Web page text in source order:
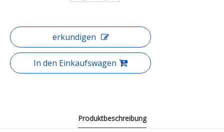
erkundigen
In den Einkaufswagen
Produktbeschreibung